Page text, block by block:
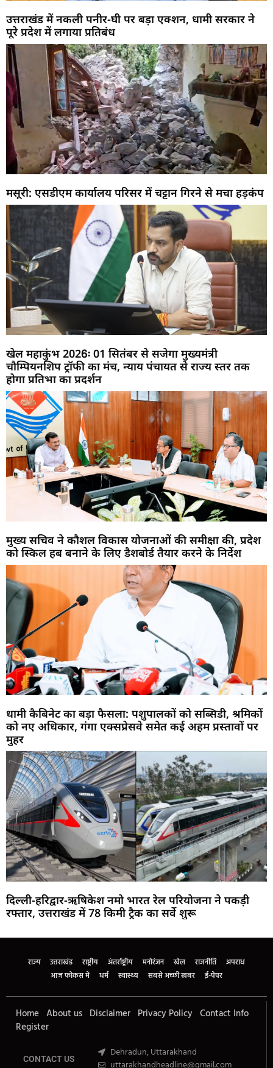
उत्तराखंड में नकली पनीर-घी पर बड़ा एक्शन, धामी सरकार ने
पूरे प्रदेश में लगाया प्रतिबंध
मसूरी: एसडीएम कार्यालय परिसर में चट्टान गिरने से मचा हड़कंप
खेल महाकुंभ 2026ः 01 सितंबर से सजेगा मुख्यमंत्री
चौम्पियनशिप ट्रॉफी का मंच, न्याय पंचायत से राज्य स्तर तक
होगा प्रतिभा का प्रदर्शन
मुख्य सचिव ने कौशल विकास योजनाओं की समीक्षा की, प्रदेश
को स्किल हब बनाने के लिए डैशबोर्ड तैयार करने के निर्देश
धामी कैबिनेट का बड़ा फैसला: पशुपालकों को सब्सिडी, श्रमिकों
को नए अधिकार, गंगा एक्सप्रेसवे समेत कई अहम प्रस्तावों पर
मुहर
दिल्ली-हरिद्वार-ऋषिकेश नमो भारत रेल परियोजना ने पकड़ी
रफ्तार, उत्तराखंड में 78 किमी ट्रैक का सर्वे शुरू
राज्य उत्तराखंड राष्ट्रीय अंतर्राष्ट्रीय मनोरंजन खेल राजनीति
अपराध
आज फोकस में
धर्म स्वास्थ्य सबसे अच्छी खबर ई-पेपर
Home About us Disclaimer Privacy Policy Contact Info
Register
CONTACT US
Dehradun, Uttarakhand
uttarakhandheadline@gmail.com